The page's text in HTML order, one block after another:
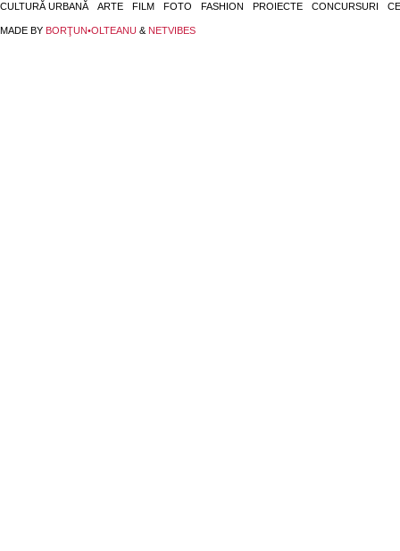
CULTURĂ URBANĂ ARTE FILM FOTO FASHION PROIECTE CONCURSURI
MADE BY BORŢUN•OLTEANU & NETVIBES